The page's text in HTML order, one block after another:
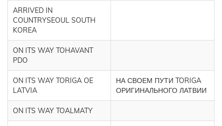
ARRIVED IN
COUNTRYSEOUL SOUTH
KOREA
ON ITS WAY TOHAVANT
PDO
ON ITS WAY TORIGA OE
LATVIA
НА СВОЕМ ПУТИ TORIGA
ОРИГИНАЛЬНОГО ЛАТВИИ
ON ITS WAY TOALMATY